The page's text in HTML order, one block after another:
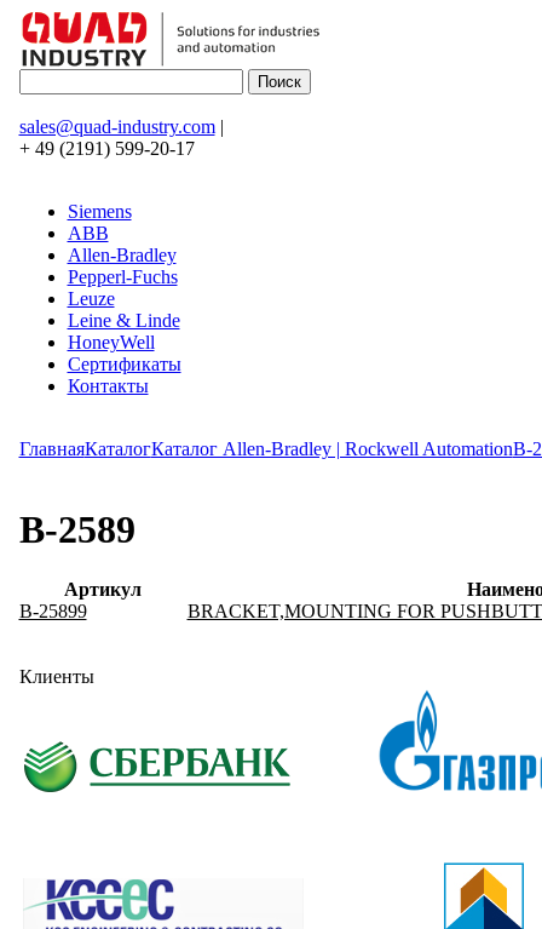
sales@quad-industry.com|
+ 49 (2191) 599-20-17
Siemens
ABB
Allen-Bradley
Pepperl-Fuchs
Leuze
Leine & Linde
HoneyWell
Сертификаты
Контакты
ГлавнаяКаталогКаталог Allen-Bradley | Rockwell AutomationB-
B-2589
Артикул
B-25899
BRACKET,MOUNTING FOR
Клиенты